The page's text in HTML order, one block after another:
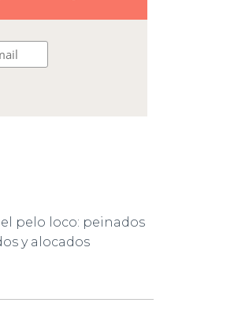
pelo loco: peinados
y alocados